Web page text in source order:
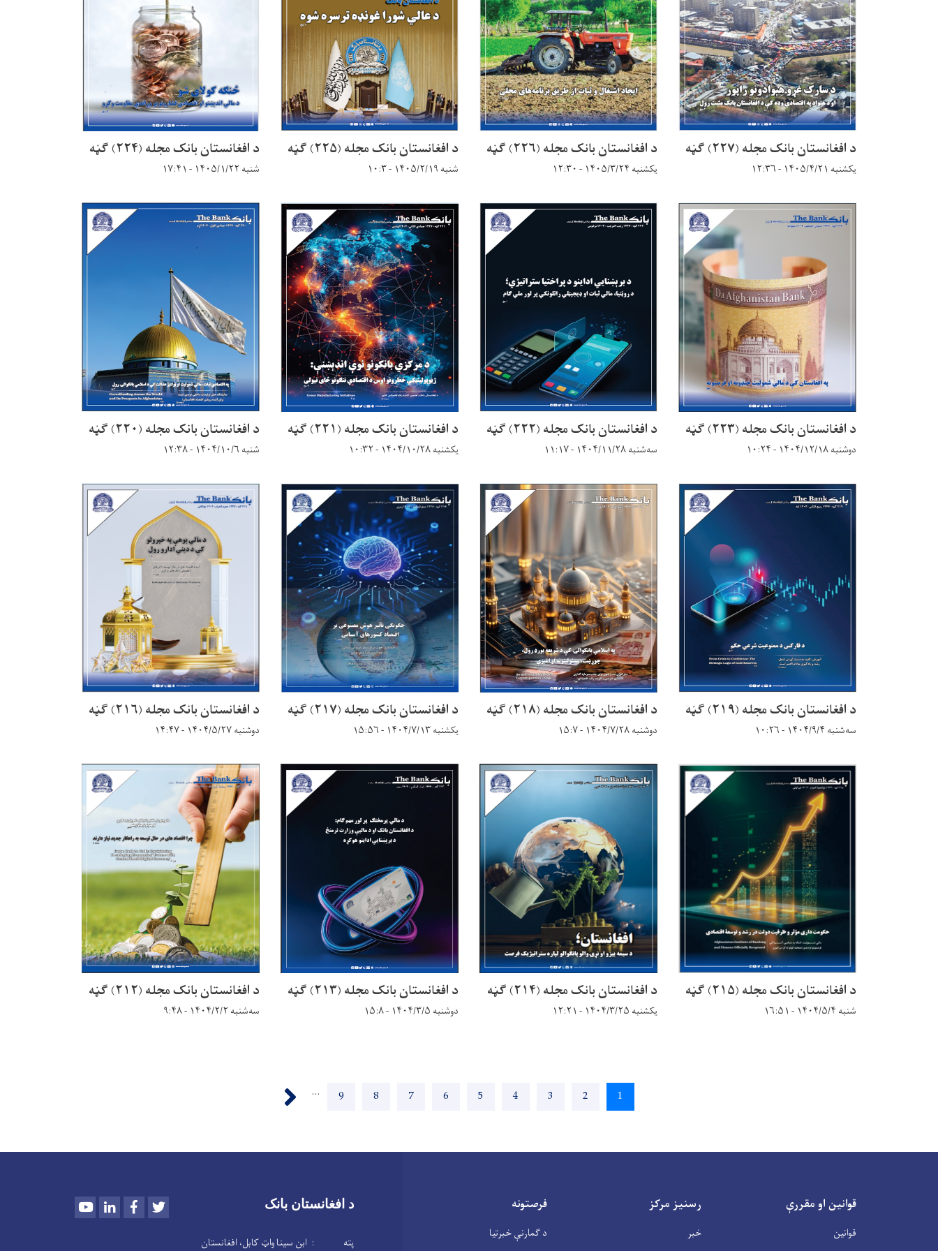
د افغانستان بانک مجله (۲۲۷) ګڼه
یکشنبه ۱۴۰۵/۴/۲۱ - ۱۲:۳۶
د افغانستان بانک مجله (۲۲۶) ګڼه
یکشنبه ۱۴۰۵/۳/۲۴ - ۱۲:۳۰
د افغانستان بانک مجله (۲۲۵) ګڼه
شنبه ۱۴۰۵/۲/۱۹ - ۱۰:۳
د افغانستان بانک مجله (۲۲۴) ګڼه
شنبه ۱۴۰۵/۱/۲۲ - ۱۷:۴۱
د افغانستان بانک مجله (۲۲۳) ګڼه
دوشنبه ۱۴۰۴/۱۲/۱۸ - ۱۰:۲۴
د افغانستان بانک مجله (۲۲۲) ګڼه
سه‌شنبه ۱۴۰۴/۱۱/۲۸ - ۱۱:۱۷
د افغانستان بانک مجله (۲۲۱) ګڼه
یکشنبه ۱۴۰۴/۱۰/۲۸ - ۱۰:۳۲
د افغانستان بانک مجله (۲۲۰) ګڼه
شنبه ۱۴۰۴/۱۰/۶ - ۱۲:۳۸
د افغانستان بانک مجله (۲۱۹) ګڼه
سه‌شنبه ۱۴۰۴/۹/۴ - ۱۰:۲۶
د افغانستان بانک مجله (۲۱۸) ګڼه
دوشنبه ۱۴۰۴/۷/۲۸ - ۱۵:۷
د افغانستان بانک مجله (۲۱۷) ګڼه
یکشنبه ۱۴۰۴/۷/۱۳ - ۱۵:۵۶
د افغانستان بانک مجله (۲۱۶) ګڼه
دوشنبه ۱۴۰۴/۵/۲۷ - ۱۴:۴۷
د افغانستان بانک مجله (۲۱۵) ګڼه
شنبه ۱۴۰۴/۵/۴ - ۱۶:۵۱
د افغانستان بانک مجله (۲۱۴) ګڼه
یکشنبه ۱۴۰۴/۳/۲۵ - ۱۲:۲۱
د افغانستان بانک مجله (۲۱۳) ګڼه
دوشنبه ۱۴۰۴/۳/۵ - ۱۵:۸
د افغانستان بانک مجله (۲۱۲) ګڼه
سه‌شنبه ۱۴۰۴/۲/۲ - ۹:۴۸
اوسنی
1
Page
2
Page
3
Page
4
Page
5
Page
6
Page
7
Page
8
Page
9
…
قوانین او مقررې
قوانین
رسنیز مرکز
خبر
فرصتونه
د ګمارنې خبرتیا
د افغانستان بانک YoutubeLinkedInFacebook
پته : ابن سینا واټ کابل، افغانستان